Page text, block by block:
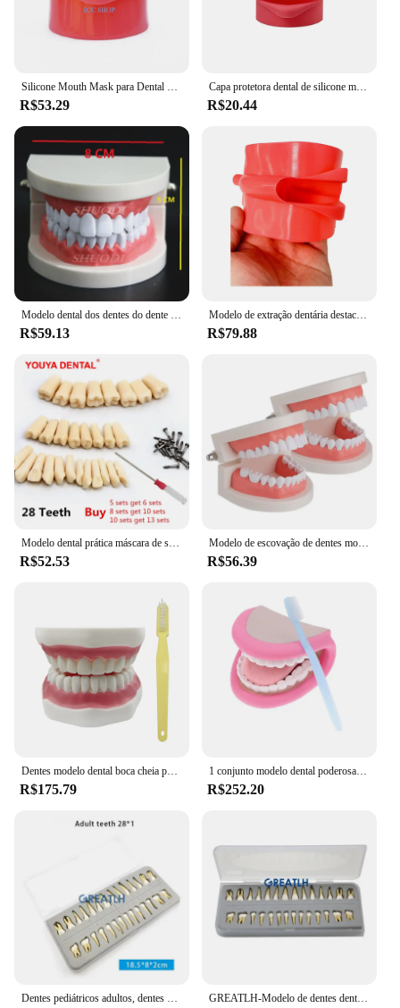
R$53.29
Capa protetora dental de silicone macio para dentes modelo, cabeça fantasma, máscara de substituição modelo, ferramentas de ensino e estudo
R$20.44
R$59.13
Modelo de extração dentária destacável, Simulação boca cheia, Pele facial, Estudo de ensino do dentista, 28pcs
R$79.88
R$52.53
Modelo de escovação de dentes modelo de dentes humanos modelo de dentes padrão de 2 pacotes para ensinar estudar
R$56.39
R$175.79
1 conjunto modelo dental poderosa boca fantoche de mão com língua para terapia de fala dentista/resource de aprendizagem educacional para crianças
R$252.20
Dentes pediátricos adultos, dentes completos, modelo dental monocromático de dente permanente com modelo de dente simulado de raiz GREATLH-Modelo de dentes dentários para adultos, boca cheia, dente permanente, instrumento de aprendizagem dental, pediátrico